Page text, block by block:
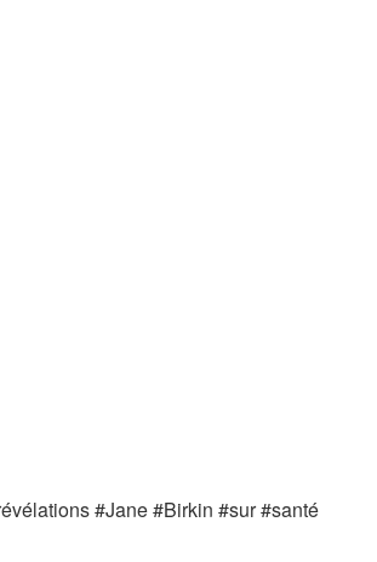
#Jane #Birkin #sur #santé